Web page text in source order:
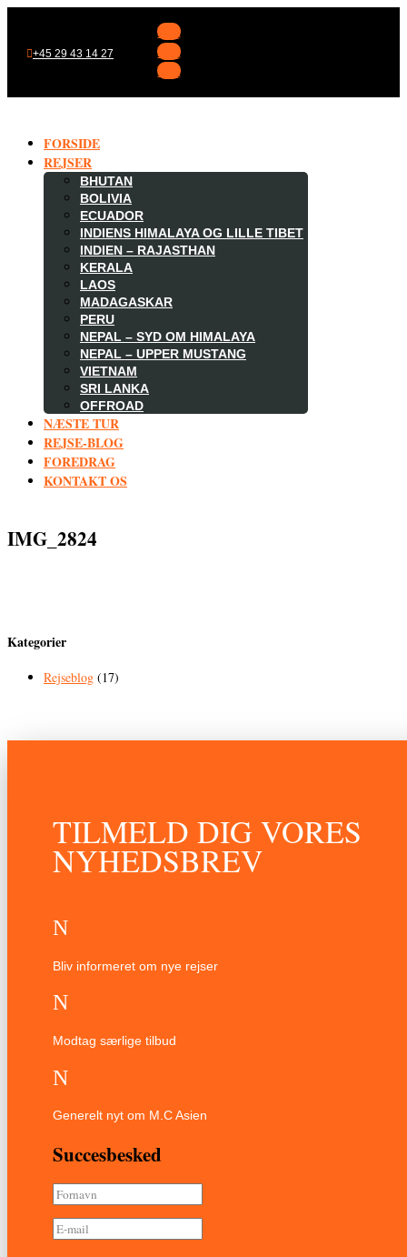
+45 29 43 14 27
Følg
Følg
Følg
FORSIDE
REJSER
BHUTAN
BOLIVIA
ECUADOR
INDIENS HIMALAYA OG LILLE TIBET
INDIEN – RAJASTHAN
KERALA
LAOS
MADAGASKAR
PERU
NEPAL – SYD OM HIMALAYA
NEPAL – UPPER MUSTANG
VIETNAM
SRI LANKA
OFFROAD
NÆSTE TUR
REJSE-BLOG
FOREDRAG
KONTAKT OS
IMG_2824
Kategorier
Rejseblog (17)
TILMELD DIG VORES
NYHEDSBREV
N
Bliv informeret om nye rejser
N
Modtag særlige tilbud
N
Generelt nyt om M.C Asien
Succesbesked